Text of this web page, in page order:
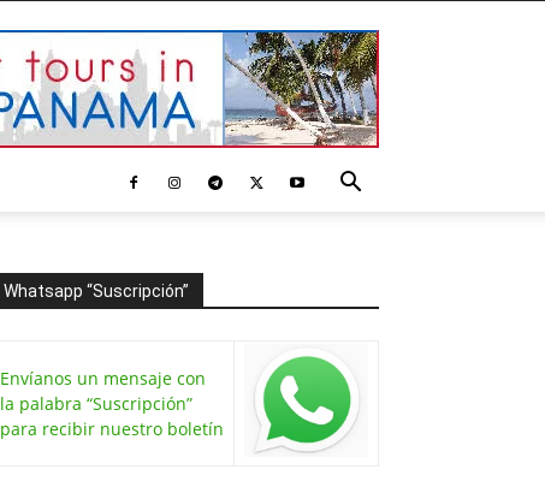
Whatsapp “Suscripción”
Envíanos un mensaje con
la palabra “Suscripción”
para recibir nuestro boletín